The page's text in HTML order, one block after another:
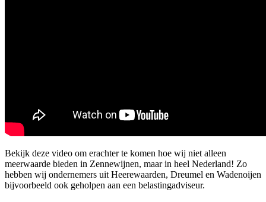
Bekijk deze video om erachter te komen hoe wij niet alleen
meerwaarde bieden in Zennewijnen, maar in heel Nederland! Zo
hebben wij ondernemers uit Heerewaarden, Dreumel en Wadenoijen
bijvoorbeeld ook geholpen aan een belastingadviseur.